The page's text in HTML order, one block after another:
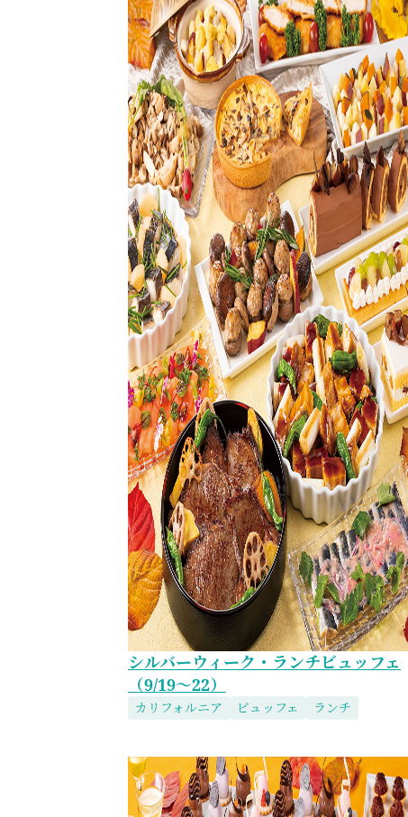
シルバーウィーク・ランチビュッフェ
（9/19～22）
カリフォルニア ビュッフェ ランチ